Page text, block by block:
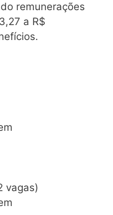
remunerações
a R$
vagas)